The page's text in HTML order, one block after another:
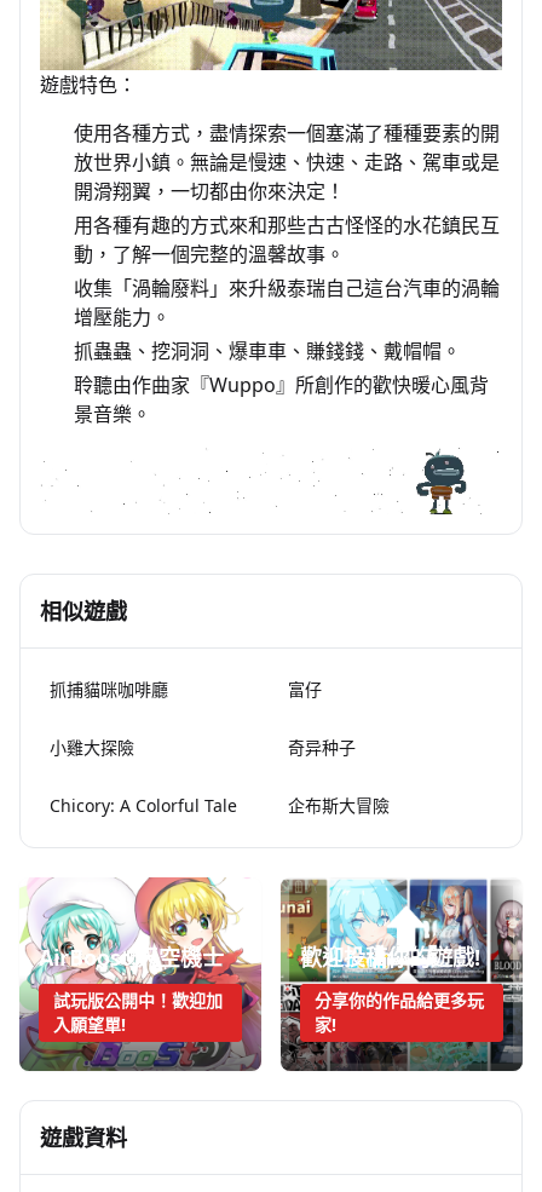
遊戲特色：
使用各種方式，盡情探索一個塞滿了種種要素的開
放世界小鎮。無論是慢速、快速、走路、駕車或是
開滑翔翼，一切都由你來決定！
用各種有趣的方式來和那些古古怪怪的水花鎮民互
動，了解一個完整的溫馨故事。
收集「渦輪廢料」來升級泰瑞自己這台汽車的渦輪
增壓能力。
抓蟲蟲、挖洞洞、爆車車、賺錢錢、戴帽帽。
聆聽由作曲家『Wuppo』所創作的歡快暖心風背
景音樂。
相似遊戲
抓捕貓咪咖啡廳 富仔
小雞大探險 奇异种子
Chicory: A Colorful Tale 企布斯大冒險
AirBoost:天空機士
試玩版公開中！歡迎加
入願望單!
歡迎投稿你的遊戲!
分享你的作品給更多玩
家!
遊戲資料